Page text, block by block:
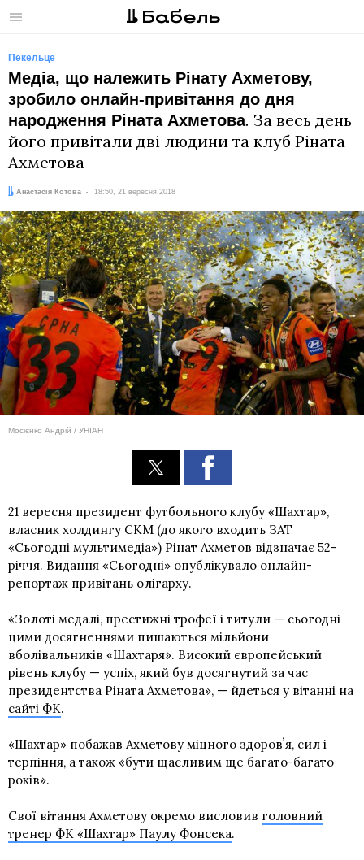
Меню
Пекельце
Медіа, що належить Рінату Ахметову,
зробило онлайн-привітання до дня
народження Ріната Ахметова. За весь день
його привітали дві людини та клуб Ріната
Ахметова
Автор:
Анастасія Котова
Дата: 18:50, 21 вересня 2018
Мосієнко Андрій / УНІАН
21 вересня президент футбольного клубу «Шахтар»,
власник холдингу СКМ (до якого входить ЗАТ
«Сьогодні мультимедіа») Рінат Ахметов відзначає 52-
річчя. Видання «Сьогодні» опублікувало онлайн-
репортаж привітань олігарху.
«Золоті медалі, престижні трофеї і титули — сьогодні
цими досягненнями пишаються мільйони
вболівальників «Шахтаря». Високий європейський
рівень клубу — успіх, який був досягнутий за час
президентства Ріната Ахметова», — йдеться у вітанні на
сайті ФК.
«Шахтар» побажав Ахметову міцного здоровʼя, сил і
терпіння, а також «бути щасливим ще багато-багато
років».
Свої вітання Ахметову окремо висловив головний
тренер ФК «Шахтар» Паулу Фонсека.